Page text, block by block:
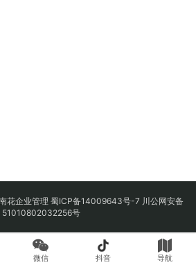
花企业管理 蜀ICP备14009643号-7 川公网安备
51010802032256号
微信 抖音 导航